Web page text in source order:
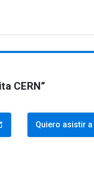
CERN”
Quiero asistir